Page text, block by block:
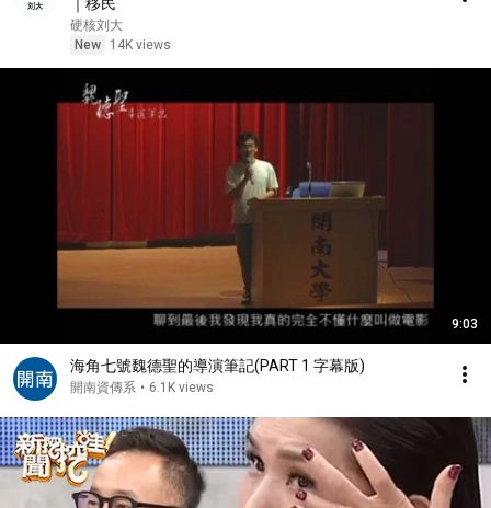
硬核刘大
New
14K views
9:03
海角七號魏德聖的導演筆記(PART 1 字幕版)
開南資傳系 • 6.1K views